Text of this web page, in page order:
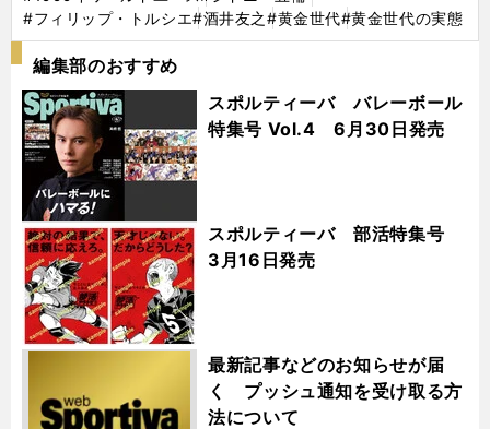
#フィリップ・トルシエ#酒井友之#黄金世代#黄金世代の実態
編集部のおすすめ
スポルティーバ バレーボール
特集号 Vol.4 6月30日発売
スポルティーバ 部活特集号
3月16日発売
最新記事などのお知らせが届
く プッシュ通知を受け取る方
法について